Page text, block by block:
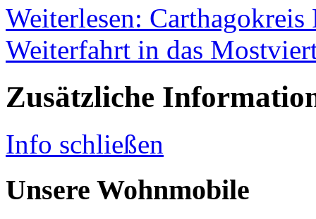
Weiterlesen:
Weiterfahrt in das
Zusätzliche
Info schließen
Unsere Wohnmobile